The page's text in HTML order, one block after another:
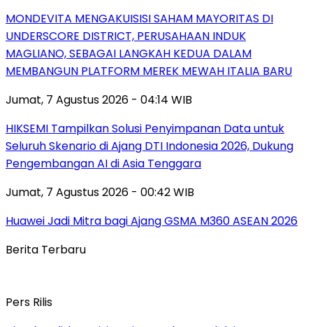
MONDEVITA MENGAKUISISI SAHAM MAYORITAS DI
UNDERSCORE DISTRICT, PERUSAHAAN INDUK
MAGLIANO, SEBAGAI LANGKAH KEDUA DALAM
MEMBANGUN PLATFORM MEREK MEWAH ITALIA BARU
Jumat, 7 Agustus 2026 - 04:14 WIB
HIKSEMI Tampilkan Solusi Penyimpanan Data untuk
Seluruh Skenario di Ajang DTI Indonesia 2026, Dukung
Pengembangan AI di Asia Tenggara
Jumat, 7 Agustus 2026 - 00:42 WIB
Huawei Jadi Mitra bagi Ajang GSMA M360 ASEAN 2026
Berita Terbaru
Pers Rilis